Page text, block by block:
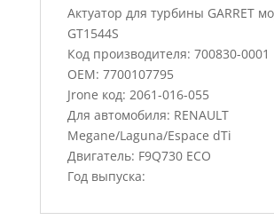
Актуатор для турбины GARRET
GT1544S
Код производителя: 700830-0001
OEM: 7700107795
Jrone код: 2061-016-055
Для автомобиля: RENAULT
Megane/Laguna/Espace dTi
Двигатель: F9Q730 ECO
Год выпуска: